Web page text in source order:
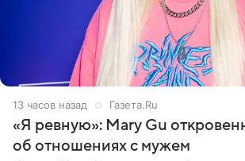
13 часов назад Газета.Ru
«Я ревную»: Mary Gu
об отношениях с мужем